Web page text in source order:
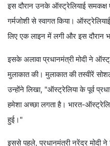
इस दौरान उनके ऑस्ट्रेलियाई समकक्ष
गर्मजोशी से स्वागत किया।
लिए एक लाइन में लगी और इस दौरान
इसके अलावा प्रधानमंत्री मोदी ने
मुलाकात की। मुलाकात की तस्वीरें
उन्होंने लिखा, "ऑस्ट्रेलिया के पूर्व
हमेशा अच्छा लगता है। भारत-
हुई।"
इससे पहले, प्रधानमंत्री नरेंद्र मोदी